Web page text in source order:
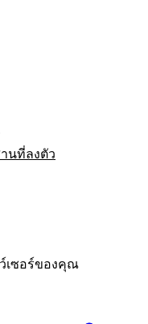
นที่ลงตัว
เซอร์ของคุณ